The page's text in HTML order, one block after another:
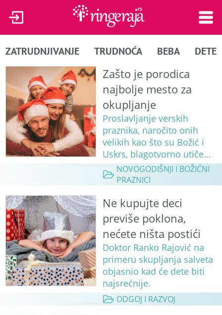
ZATRUDNJIVANJE TRUDNOĆA BEBA DETE
Zašto je porodica
najbolje mesto za
okupljanje
Proslavljanje verskih
praznika, naročito onih
velikih kao što su Božić i
Uskrs, blagotvorno utiče...
NOVOGODIŠNJI I BOŽIĆNI
PRAZNICI
Ne kupujte deci
previše poklona,
nećete ništa postići
Doktor Ranko Rajović na
primeru skupljanja salveta
objasnio kad će dete biti
najsrećnije.
ODGOJ I RAZVOJ